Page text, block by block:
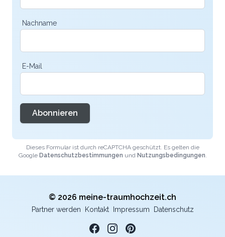
Nachname
E-Mail
Abonnieren
Dieses Formular ist durch reCAPTCHA geschützt. Es gelten die
Google Datenschutzbestimmungen und Nutzungsbedingungen.
© 2026 meine-traumhochzeit.ch
Partner werden Kontakt Impressum Datenschutz